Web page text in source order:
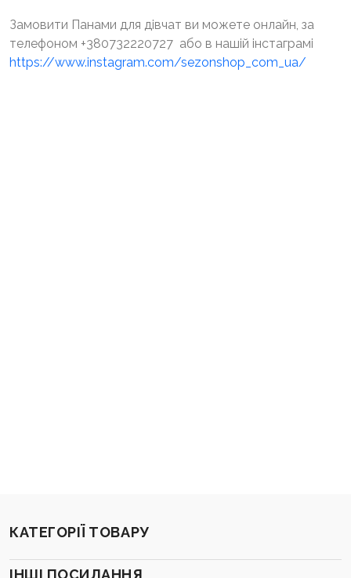
Замовити Панами для дівчат ви можете онлайн, за
телефоном +380732220727 або в нашій інстаграмі
https://www.instagram.com/sezonshop_com_ua/
КАТЕГОРІЇ ТОВАРУ
ІНШІ ПОСИЛАННЯ